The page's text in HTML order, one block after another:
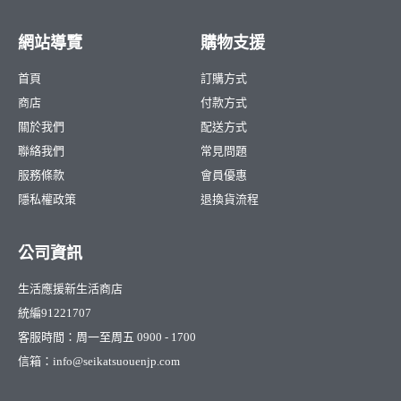
網站導覽
首頁
商店
關於我們
聯絡我們
服務條款
隱私權政策
購物支援
訂購方式
付款方式
配送方式
常見問題
會員優惠
退換貨流程
公司資訊
生活應援新生活商店
統編91221707
客服時間：周一至周五 0900 - 1700
信箱：info@seikatsuouenjp.com